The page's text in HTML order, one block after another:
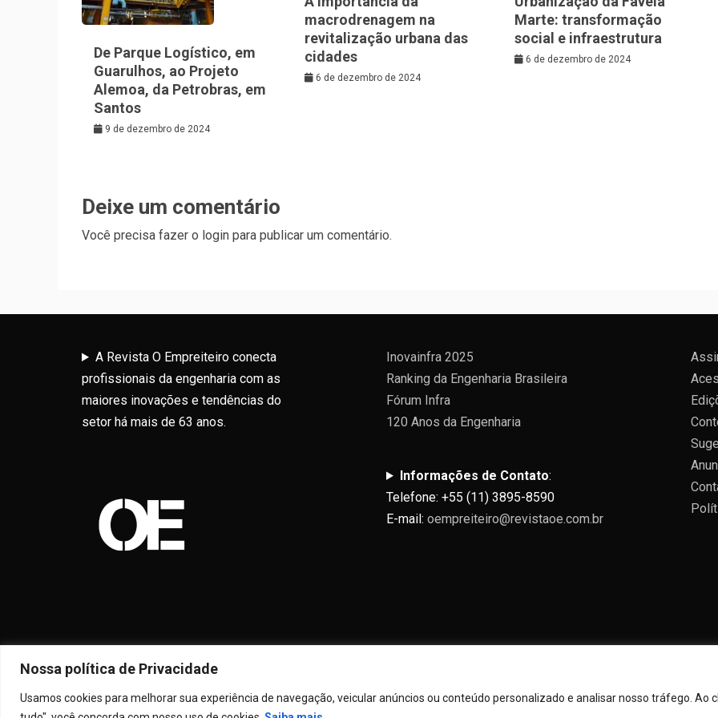
Nossa política de Privacidade
Usamos cookies para melhorar sua experiência de navegação, veicular anúncios ou conteúdo personalizado e analisar nosso tráfego. Ao
De Parque Logístico, em
Guarulhos, ao Projeto
Alemoa, da Petrobras, em
Santos
9 de dezembro de 2024
macrodrenagem na
revitalização urbana das
cidades
6 de dezembro de 2024
Marte: transformação
social e infraestrutura
6 de dezembro de 2024
Deixe um comentário
Você precisa fazer o login para publicar um comentário.
A Revista O Empreiteiro conecta
profissionais da engenharia com as
maiores inovações e tendências do
setor há mais de 63 anos.
Inovainfra 2025
Ranking da Engenharia Brasileira
Fórum Infra
120 Anos da Engenharia
Informações de Contato:
Telefone: +55 (11) 3895-8590
E-mail: oempreiteiro@revistaoe.com.br
Proudly powered by WordPress|Theme: Allure News byCandid